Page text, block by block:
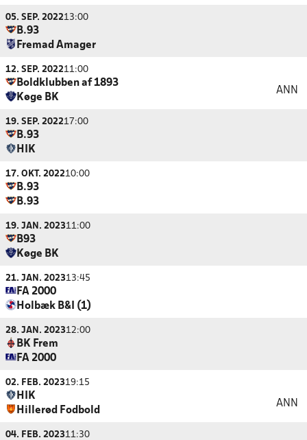
05. SEP. 202213:00
B.93
Fremad Amager
12. SEP. 202211:00
Boldklubben af 1893
Køge BK
ANN
19. SEP. 202217:00
B.93
HIK
17. OKT. 202210:00
B.93
B.93
19. JAN. 202311:00
B93
Køge BK
21. JAN. 202313:45
FA 2000
Holbæk B&I (1)
28. JAN. 202312:00
BK Frem
FA 2000
02. FEB. 202319:15
HIK
Hillerød Fodbold
ANN
04. FEB. 202311:30